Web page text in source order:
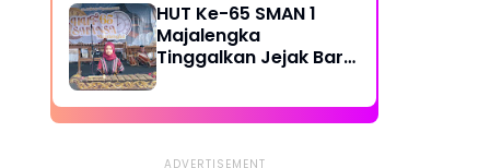
HUT Ke-65 SMAN 1
Majalengka
Tinggalkan Jejak Baru,
Fasilitas Baru Siswa
ADVERTISEMENT